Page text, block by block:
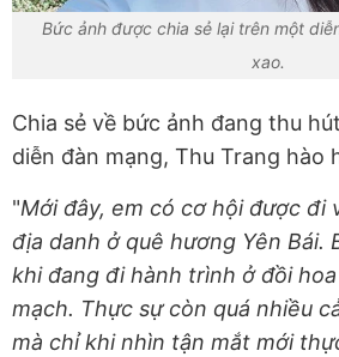
Bức ảnh được chia sẻ lại trên một
xao.
Chia sẻ về bức ảnh đang thu
diễn đàn mạng, Thu Trang hào
"Mới đây, em có cơ hội được đi
địa danh ở quê hương Yên Bái.
khi đang đi hành trình ở đồi
mạch. Thực sự còn quá nhiều
mà chỉ khi nhìn tận mắt mới